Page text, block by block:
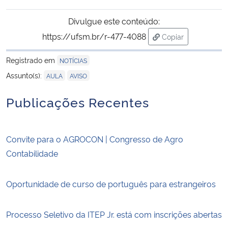
Ministério do Desenvolvimento Regional
Ministério da Mulher, da Família e dos Direitos Humanos
Secretaria-Geral
Gabinete de Segurança Institucional
Advocacia-Geral da União
Divulgue este conteúdo:
https://ufsm.br/r-477-4088
Copiar
para área de
Registrado em
NOTÍCIAS
Assunto(s): AULA AVISO
Publicações Recentes
Convite para o AGROCON | Congresso de Agro
Contabilidade
Oportunidade de curso de português para estrangeiros
Processo Seletivo da ITEP Jr. está com inscrições abertas